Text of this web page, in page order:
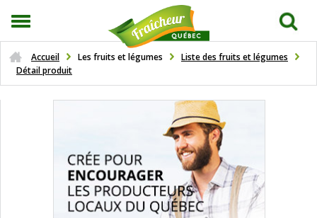
Accueil Les fruits et légumes
Liste des fruits et légumes
Détail produit